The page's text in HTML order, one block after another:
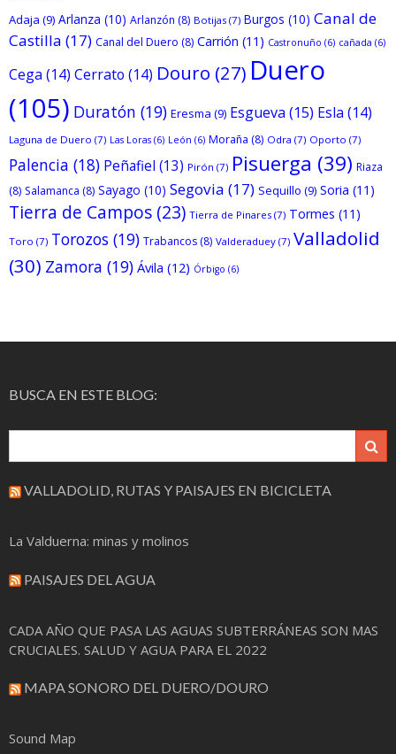
Adaja (9) Arlanza (10) Arlanzón (8) Botijas (7) Burgos (10) Canal de
Castilla (17) Canal del Duero (8) Carrión (11) Castronuño (6) cañada (6)
Cega (14) Cerrato (14) Douro (27) Duero
(105) Duratón (19) Eresma (9) Esgueva (15) Esla (14)
Laguna de Duero (7) Las Loras (6) León (6) Moraña (8) Odra (7) Oporto (7)
Palencia (18) Peñafiel (13) Pirón (7) Pisuerga (39) Riaza
(8) Salamanca (8) Sayago (10) Segovia (17) Sequillo (9) Soria (11)
Tierra de Campos (23) Tierra de Pinares (7) Tormes (11)
Toro (7) Torozos (19) Trabancos (8) Valderaduey (7) Valladolid
(30) Zamora (19) Ávila (12) Órbigo (6)
BUSCA EN ESTE BLOG:
VALLADOLID, RUTAS Y PAISAJES EN BICICLETA
La Valduerna: minas y molinos
PAISAJES DEL AGUA
CADA AÑO QUE PASA LAS AGUAS SUBTERRÁNEAS SON MAS
CRUCIALES. SALUD Y AGUA PARA EL 2022
MAPA SONORO DEL DUERO/DOURO
Sound Map